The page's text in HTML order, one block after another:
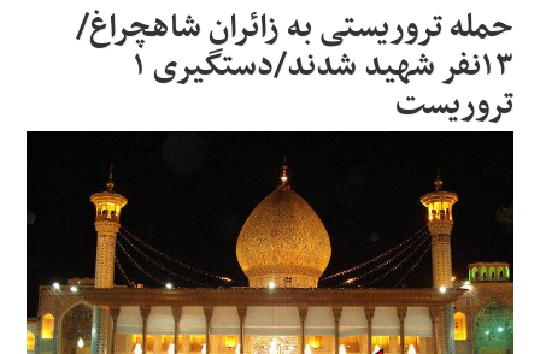
سیاسی
اقتصاد
جهان
اجتماعی
حوادث
حمله تروریستی به زائران شاهچراغ/
۱۳نفر شهید شدند/دستگیری ۱
تروریست